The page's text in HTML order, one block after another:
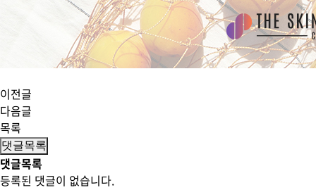
이전글
다음글
목록
댓글목록
댓글목록
등록된 댓글이 없습니다.